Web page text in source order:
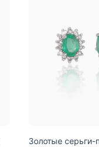
Золотые серьги-